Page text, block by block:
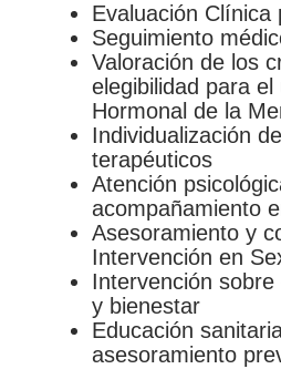
Evaluación Clínica
Seguimiento
Valoración de los
elegibilidad para el
Hormonal de la
Individualización
terapéuticos
Atención
acompañamiento
Asesoramiento y
Intervención en
Intervención
y bienestar
Educación
asesoramiento